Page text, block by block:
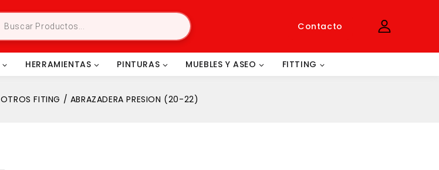
Contacto
HERRAMIENTAS PINTURAS MUEBLES Y ASEO FITTING
OTROS FITING / ABRAZADERA PRESION (20-22)